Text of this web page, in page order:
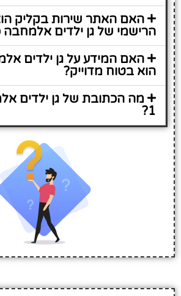
האם האתר שירות בקליק
הרישמי של גן ילדים אלמחבה
הוא בטוח מדוייק?
מה הכתובת של גן ילדים
1?